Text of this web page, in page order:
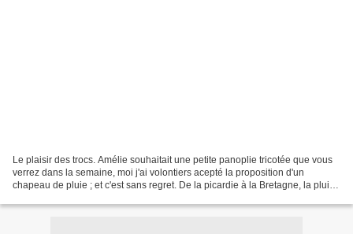
Le plaisir des trocs. Amélie souhaitait une petite panoplie tricotée que vous
verrez dans la semaine, moi j'ai volontiers acepté la proposition d'un
chapeau de pluie ; et c'est sans regret. De la picardie à la Bretagne, la pluie,